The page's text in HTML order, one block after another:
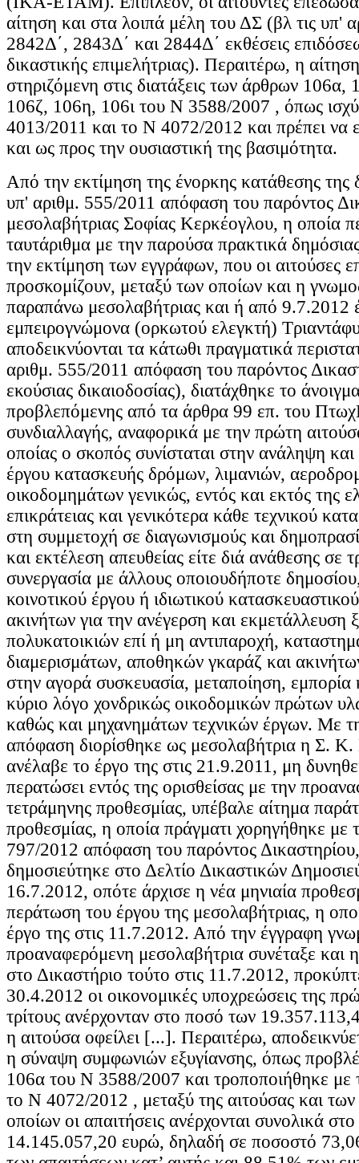
αίτηση και στα λοιπά μέλη του ΔΣ (βλ τις υπ'
2842Δ΄, 2843Δ΄ και 2844Δ΄ εκθέσεις
δικαστικής επιμελήτριας). Περαιτέρω, η
στηριζόμενη στις διατάξεις των άρθρων 106α,
106ζ, 106η, 106ι του Ν 3588/2007 , όπως
4013/2011 και το Ν 4072/2012 και πρέπει να
και ως προς την ουσιαστική της βασιμότητα.
Από την εκτίμηση της ένορκης κατάθεσης της
υπ' αριθμ. 555/2011 απόφαση του παρόντος
μεσολαβήτριας Σοφίας Κερκέογλου, η οποία
ταυτάριθμα με την παρούσα πρακτικά
την εκτίμηση των εγγράφων, που οι αιτούσες
προσκομίζουν, μεταξύ των οποίων και η
παραπάνω μεσολαβήτριας και ή από 9.7.2012
εμπειρογνώμονα (ορκωτού ελεγκτή)
αποδεικνύονται τα κάτωθι πραγματικά
αριθμ. 555/2011 απόφαση του παρόντος
εκούσιας δικαιοδοσίας), διατάχθηκε το
προβλεπόμενης από τα άρθρα 99 επ. του
συνδιαλλαγής, αναφορικά με την πρώτη
οποίας ο σκοπός συνίσταται στην ανάληψη
έργου κατασκευής δρόμων, λιμανιών,
οικοδομημάτων γενικώς, εντός και εκτός της
επικράτειας και γενικότερα κάθε τεχνικού
στη συμμετοχή σε διαγωνισμούς και
και εκτέλεση απευθείας είτε διά ανάθεσης σε
συνεργασία με άλλους οποιουδήποτε
κοινοτικού έργου ή ιδιωτικού
ακινήτων για την ανέγερση και εκμετάλλευση
πολυκατοικιών επί ή μη αντιπαροχή,
διαμερισμάτων, αποθηκών γκαράζ και
στην αγορά συσκευασία, μεταποίηση,
κύριο λόγο χονδρικώς οικοδομικών πρώτων
καθώς και μηχανημάτων τεχνικών έργων. Με
απόφαση διορίσθηκε ως μεσολαβήτρια η Σ. Κ.
ανέλαβε το έργο της στις 21.9.2011, μη
περατώσει εντός της ορισθείσας με την
τετράμηνης προθεσμίας, υπέβαλε αίτημα
προθεσμίας, η οποία πράγματι χορηγήθηκε με
797/2012 απόφαση του παρόντος
δημοσιεύτηκε στο Δελτίο Δικαστικών
16.7.2012, οπότε άρχισε η νέα μηνιαία
περάτωση του έργου της μεσολαβήτριας, η
έργο της στις 11.7.2012. Από την έγγραφη
προαναφερόμενη μεσολαβήτρια συνέταξε και
στο Δικαστήριο τούτο στις 11.7.2012,
30.4.2012 οι οικονομικές υποχρεώσεις της
τρίτους ανέρχονταν στο ποσό των
η αιτούσα οφείλει [...]. Περαιτέρω,
η σύναψη συμφωνιών εξυγίανσης, όπως
106α του Ν 3588/2007 και τροποποιήθηκε
το Ν 4072/2012 , μεταξύ της αιτούσας και
οποίων οι απαιτήσεις ανέρχονται συνολικά
14.145.057,20 ευρώ, δηλαδή σε ποσοστό